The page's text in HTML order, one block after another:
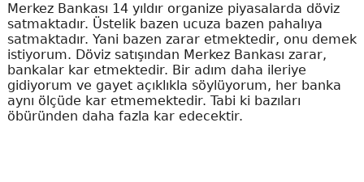
Merkez Bankası 14 yıldır organize piyasalarda döviz
satmaktadır. Üstelik bazen ucuza bazen pahalıya
satmaktadır. Yani bazen zarar etmektedir, onu demek
istiyorum. Döviz satışından Merkez Bankası zarar,
bankalar kar etmektedir. Bir adım daha ileriye
gidiyorum ve gayet açıklıkla söylüyorum, her banka
aynı ölçüde kar etmemektedir. Tabi ki bazıları
öbüründen daha fazla kar edecektir.